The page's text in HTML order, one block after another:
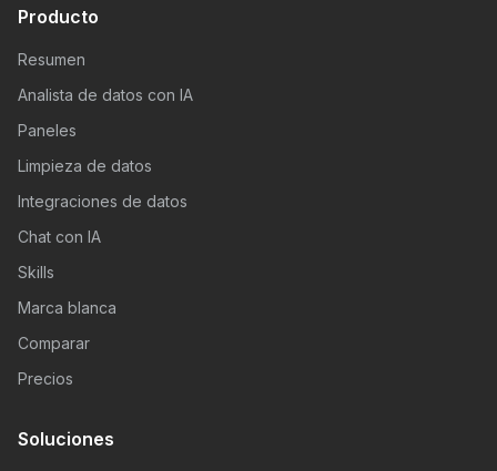
Producto
Resumen
Analista de datos con IA
Paneles
Limpieza de datos
Integraciones de datos
Chat con IA
Skills
Marca blanca
Comparar
Precios
Soluciones